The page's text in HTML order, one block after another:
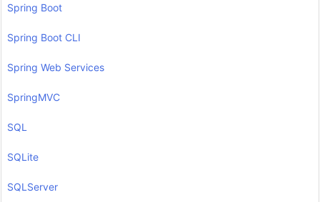
Spring Boot
Spring Boot CLI
Spring Web Services
SpringMVC
SQL
SQLite
SQLServer